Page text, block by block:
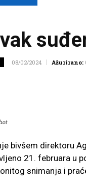
08/02/2024 Ažurirano:
bivšem direktoru
21. februara u
snimanja i